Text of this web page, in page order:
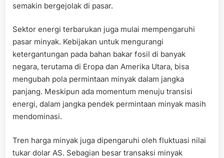
semakin bergejolak di pasar.
Sektor energi terbarukan juga mulai mempengaruhi
pasar minyak. Kebijakan untuk mengurangi
ketergantungan pada bahan bakar fosil di banyak
negara, terutama di Eropa dan Amerika Utara, bisa
mengubah pola permintaan minyak dalam jangka
panjang. Meskipun ada momentum menuju transisi
energi, dalam jangka pendek permintaan minyak masih
mendominasi.
Tren harga minyak juga dipengaruhi oleh fluktuasi nilai
tukar dolar AS. Sebagian besar transaksi minyak